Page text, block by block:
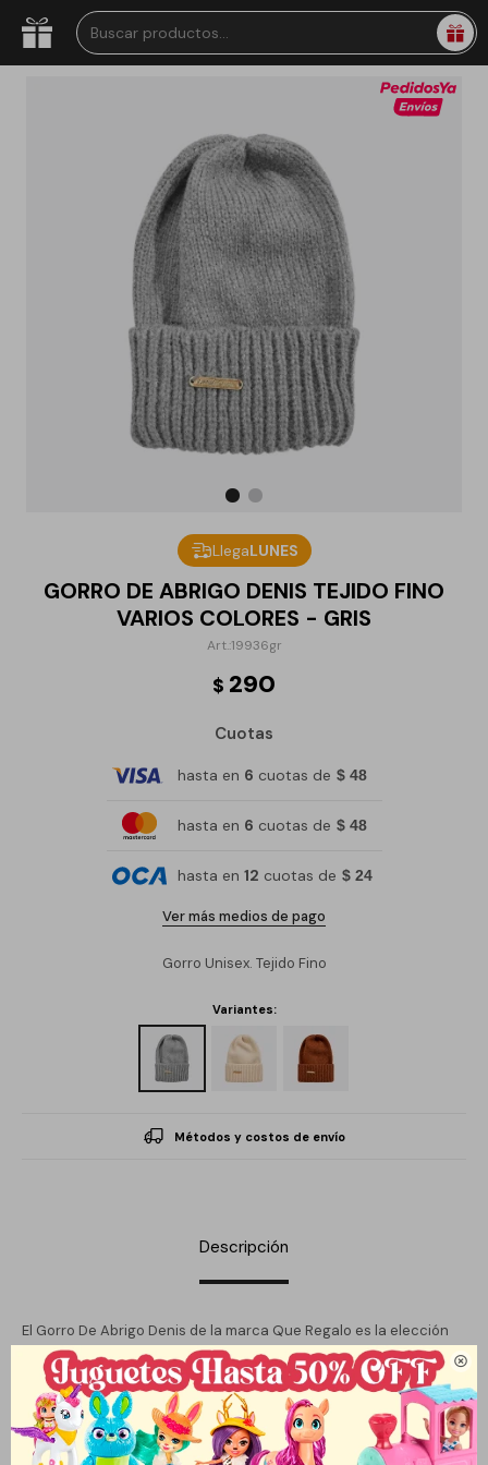

LlegaLUNES
GORRO DE ABRIGO DENIS TEJIDO FINO
VARIOS COLORES - GRIS
19936gr
$ 290
Cuotas
hasta en 6 cuotas de $ 48
hasta en 6 cuotas de $ 48
hasta en 12 cuotas de $ 24
Ver más medios de pago
Gorro Unisex. Tejido Fino
Variantes:
Métodos y costos de envío
Descripción
El Gorro De Abrigo Denis de la marca Que Regalo es la elección
perfecta para mantenerte cómodo y abrigado durante los meses
más fríos. Con su diseño sin género, este gorro se adapta a
cualquier persona, ofreciendo un estilo versátil y acogedor.
Disponibles en varios colores, permite expresar tu personalidad